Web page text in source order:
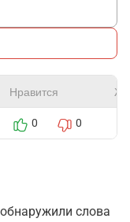
Нравится
0 0
слова